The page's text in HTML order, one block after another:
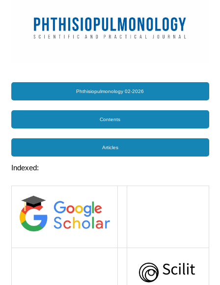
Phthisiopulmonology 02-2026
Contents
Articles
Indexed: